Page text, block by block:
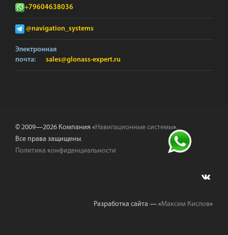
+79604638036
@navigation_systems
Электронная
почта:
sales@glonass-expert.ru
© 2009—2026 Компания «Навигационные системы».
Все права защищены.
Политика конфиденциальности
Разработка сайта — «Максим Кислов»